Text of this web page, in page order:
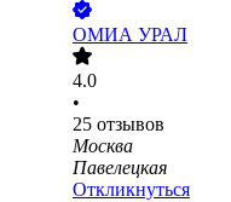
ОМИА УРАЛ
4.0
•
25 отзывов
Москва
Павелецкая
Откликнуться